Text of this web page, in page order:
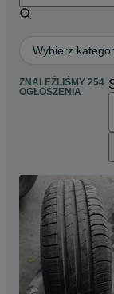
Wybierz
ZNALEŹLIŚMY 254
OGŁOSZENIA